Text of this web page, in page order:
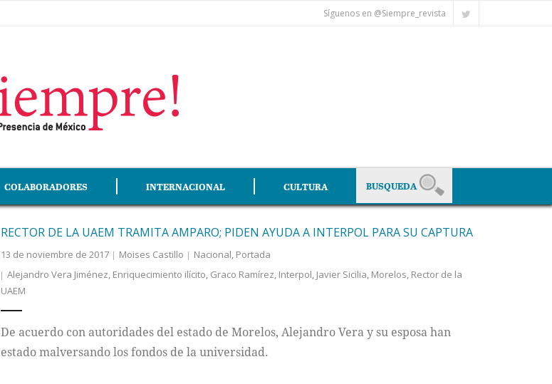
Síguenos en @Siempre_revista
COLABORADORES INTERNACIONAL CULTURA
RECTOR DE LA UAEM TRAMITA AMPARO; PIDEN AYUDA A INTERPOL PARA SU CAPTURA
13 de noviembre de 2017 Moises Castillo Nacional, Portada
Alejandro Vera Jiménez, Enriquecimiento ilícito, Graco Ramírez, Interpol, Javier Sicilia, Morelos, Rector de la
UAEM
De acuerdo con autoridades del estado de Morelos, Alejandro Vera y su esposa han
estado malversando los fondos de la universidad.